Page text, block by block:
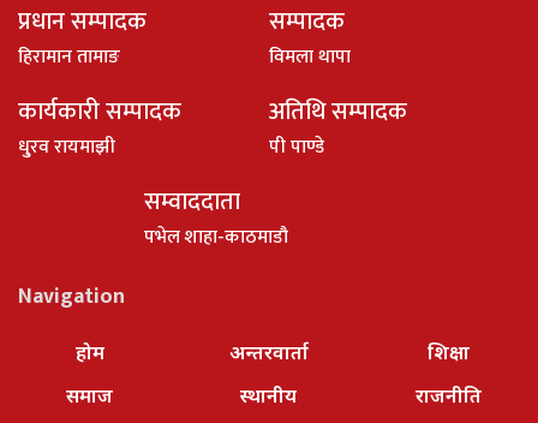
प्रधान सम्पादक
हिरामान तामाङ
सम्पादक
विमला थापा
कार्यकारी सम्पादक
धु्रव रायमाझी
अतिथि सम्पादक
पी पाण्डे
सम्वाददाता
पभेल शाहा-काठमाडौ
Navigation
होम
समाज
अन्तरवार्ता
स्थानीय
शिक्षा
राजनीति